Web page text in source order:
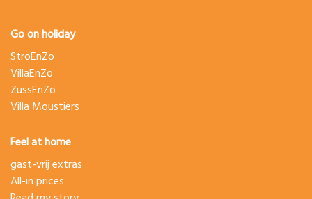
Go on holiday
StroEnZo
VillaEnZo
ZussEnZo
Villa Moustiers
Feel at home
gast-vrij extras
All-in prices